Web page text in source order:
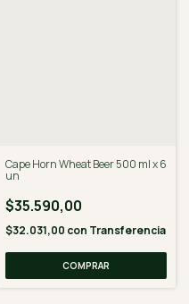
Cape Horn Wheat Beer 500 ml x 6
un
$35.590,00
$32.031,00 con Transferencia